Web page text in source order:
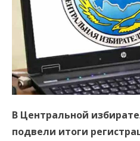
В Центральной
подвели итоги